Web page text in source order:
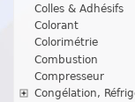
Colles & Adhésifs
Colorant
Colorimétrie
Combustion
Compresseur
Congélation,